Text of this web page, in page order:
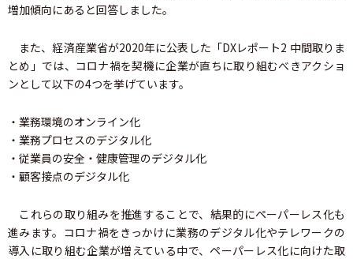
増加傾向にあると回答しました。
また、経済産業省が2020年に公表した「DXレポート2 中間取りま
とめ」では、コロナ禍を契機に企業が直ちに取り組むべきアクショ
ンとして以下の4つを挙げています。
・業務環境のオンライン化
・業務プロセスのデジタル化
・従業員の安全・健康管理のデジタル化
・顧客接点のデジタル化
これらの取り組みを推進することで、結果的にペーパーレス化も
進みます。コロナ禍をきっかけに業務のデジタル化やテレワークの
導入に取り組む企業が増えている中で、ペーパーレス化に向けた取